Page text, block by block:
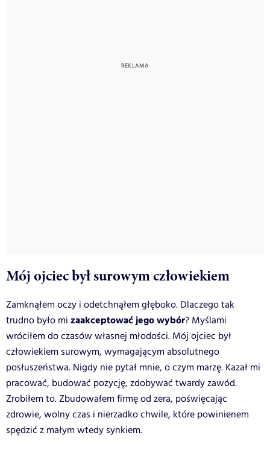
Mój ojciec był surowym człowiekiem
Zamknąłem oczy i odetchnąłem głęboko. Dlaczego tak
trudno było mi zaakceptować jego wybór? Myślami
wróciłem do czasów własnej młodości. Mój ojciec był
człowiekiem surowym, wymagającym absolutnego
posłuszeństwa. Nigdy nie pytał mnie, o czym marzę. Kazał mi
pracować, budować pozycję, zdobywać twardy zawód.
Zrobiłem to. Zbudowałem firmę od zera, poświęcając
zdrowie, wolny czas i nierzadko chwile, które powinienem
spędzić z małym wtedy synkiem.